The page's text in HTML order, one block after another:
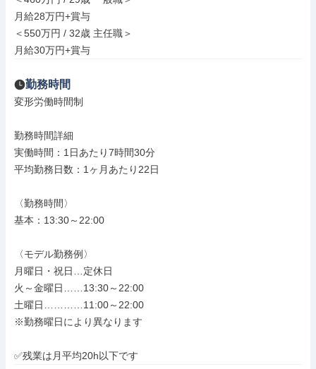
月給28万円+賞与
＜550万円 / 32歳 主任職＞
月給30万円+賞与
勤務時間
変形労働時間制
勤務時間詳細
実働時間：1日あたり7時間30分
平均勤務日数：1ヶ月あたり22日
〈勤務時間〉
基本：13:30～22:00
〈モデル勤務例〉
月曜日・祝日…定休日
火～金曜日……13:30～22:00
土曜日…………11:00～22:00
※勤務曜日により異なります
✅残業は月平均20h以下です